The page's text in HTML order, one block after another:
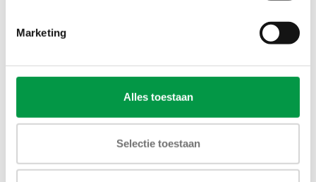
Marketing
Alles toestaan
Selectie toestaan